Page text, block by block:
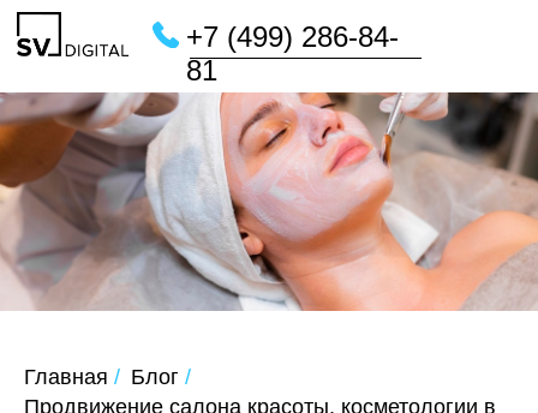
+7 (499) 286-84-
Главная / Блог /
Продвижение салона красоты, косметологии в